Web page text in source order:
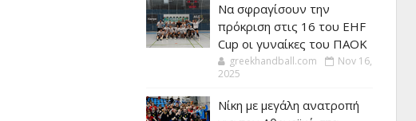
Να σφραγίσουν την
πρόκριση στις 16 του EHF
Cup οι γυναίκες του ΠΑΟΚ
greekhandball.com
Nov 16,
2025
Νίκη με μεγάλη ανατροπή